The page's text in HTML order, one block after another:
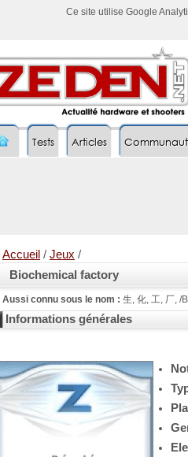
Ce site utilise Google
Tests Articles
Accueil / Jeux /
Biochemical factory
Aussi connu sous le nom : 生, 化, 工, 厂, /
Informations générales